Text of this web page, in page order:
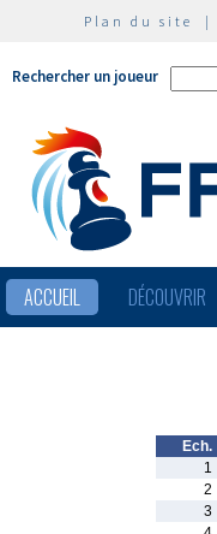
Plan du site |
Rechercher un joueur
ACCUEIL DÉCOUVRIR
Ech.
1
2
3